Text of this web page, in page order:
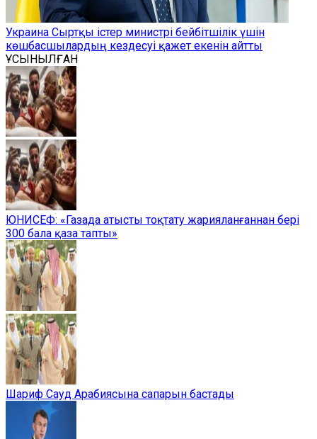
Украина Сыртқы істер министрі бейбітшілік үшін
көшбасшылардың кездесуі қажет екенін айтты
ҰСЫНЫЛҒАН
ЮНИСЕФ: «Газада атысты тоқтату жарияланғаннан бері
300 бала қаза тапты»
Шариф Сауд Арабиясына сапарын бастады